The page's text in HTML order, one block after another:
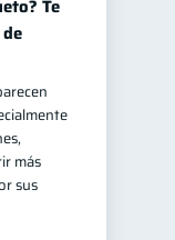
Te
más
sus